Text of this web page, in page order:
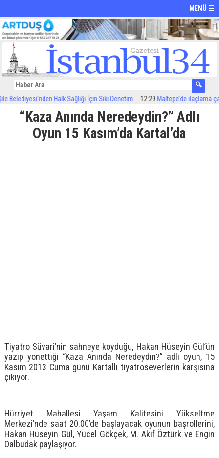
MENÜ ☰
Halk Sağlığı İçin Sıkı Denetim 12:29 Maltepe’de ilaçlama
“Kaza Anında Neredeydin?” Adlı
Oyun 15 Kasım’da Kartal’da
Tiyatro Süvari’nin sahneye koyduğu, Hakan Hüseyin Gül’ün
yazıp yönettiği “Kaza Anında Neredeydin?” adlı oyun, 15
Kasım 2013 Cuma günü Kartallı tiyatroseverlerin karşısına
çıkıyor.
Hürriyet Mahallesi Yaşam Kalitesini Yükseltme
Merkezi’nde saat 20.00’de başlayacak oyunun başrollerini,
Hakan Hüseyin Gül, Yücel Gökçek, M. Akif Öztürk ve Engin
Dalbudak paylaşıyor.